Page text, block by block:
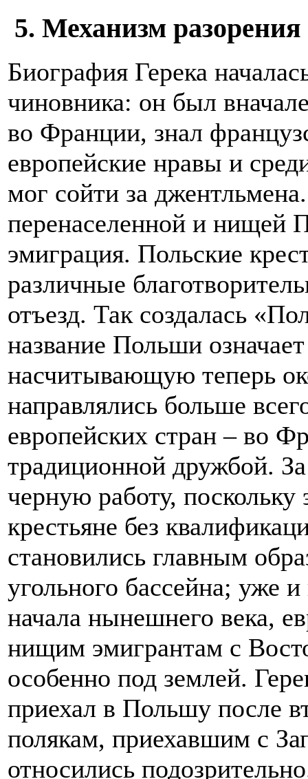
5. Механизм разорения
Биография Герека
чиновника: он был
во Франции, знал
европейские нравы и
мог сойти за
перенаселенной и нищей
эмиграция. Польские
различные
отъезд. Так создалась
название Польши
насчитывающую теперь
направлялись больше
европейских стран – во
традиционной дружбой.
черную работу,
крестьяне без
становились главным
угольного бассейна; уже
начала нынешнего века,
нищим эмигрантам с
особенно под землей.
приехал в Польшу после
полякам, приехавшим с
относились